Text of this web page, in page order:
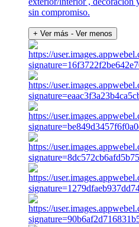
sin compromiso.
+ Ver más - Ver menos